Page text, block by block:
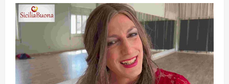
di
Donne
–
Autrici,
libri
e
storie
al
femminile”:
Al
via